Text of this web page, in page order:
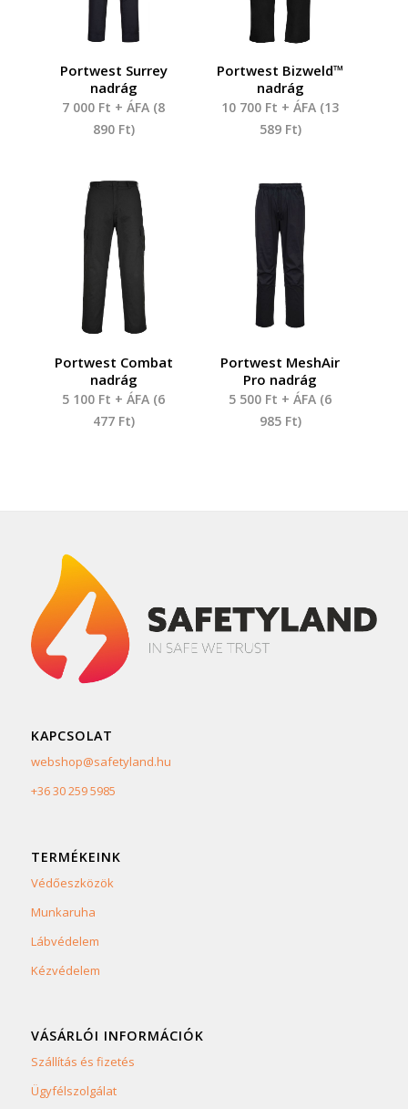
Portwest Surrey
nadrág
7 000 Ft + ÁFA (8
890 Ft)
Portwest Bizweld™
nadrág
10 700 Ft + ÁFA (13
589 Ft)
Portwest Combat
nadrág
5 100 Ft + ÁFA (6
477 Ft)
Portwest MeshAir
Pro nadrág
5 500 Ft + ÁFA (6
985 Ft)
KAPCSOLAT
webshop@safetyland.hu
+36 30 259 5985
TERMÉKEINK
Védőeszközök
Munkaruha
Lábvédelem
Kézvédelem
VÁSÁRLÓI INFORMÁCIÓK
Szállítás és fizetés
Ügyfélszolgálat